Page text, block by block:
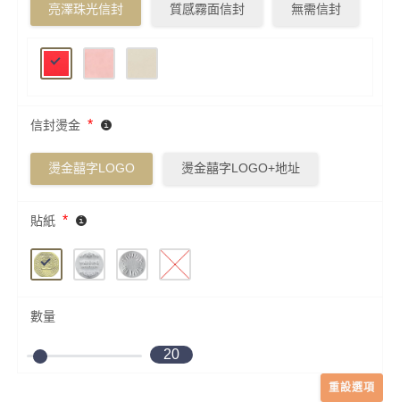
亮澤珠光信封 質感霧面信封 無需信封
信封燙金 *
燙金囍字LOGO 燙金囍字LOGO+地址
貼紙 *
數量
20
重設選項